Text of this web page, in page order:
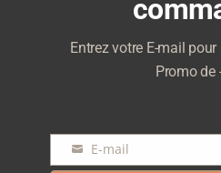
Entrez votre E-mail
Promo de
mail
E-mail